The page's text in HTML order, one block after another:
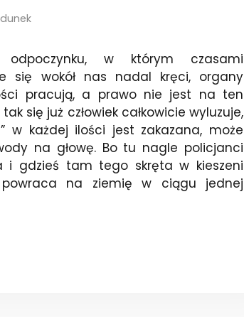
w którym czasami
się wokół nas nadal kręci, organy
pracują, a prawo nie jest na ten
się już człowiek całkowicie wyluzuje,
w każdej ilości jest zakazana, może
na głowę. Bo tu nagle policjanci
i gdzieś tam tego skręta w kieszeni
powraca na ziemię w ciągu jednej